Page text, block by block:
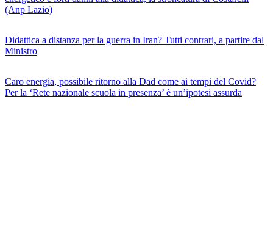
(Anp Lazio)
Didattica a distanza per la guerra in Iran? Tutti contrari, a partire dal
Ministro
Caro energia, possibile ritorno alla Dad come ai tempi del Covid?
Per la ‘Rete nazionale scuola in presenza’ è un’ipotesi assurda